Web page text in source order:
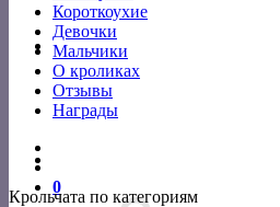
Короткоухие
Девочки
Мальчики
О кроликах
Отзывы
Награды
0
Крольчата по категориям